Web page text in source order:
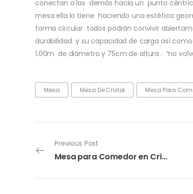
conectan a las demás hacia un punto
mesa ella lo tiene haciendo una estética
forma circular todos podrán convivir
durabilidad y su capacidad de carga así
1.00m de diámetro y 75cm de altura . “no
Mesa Mesa De Cristal Mesa Para
Previous Post
Mesa para Comedor en Cristal Ovalado Jet Set